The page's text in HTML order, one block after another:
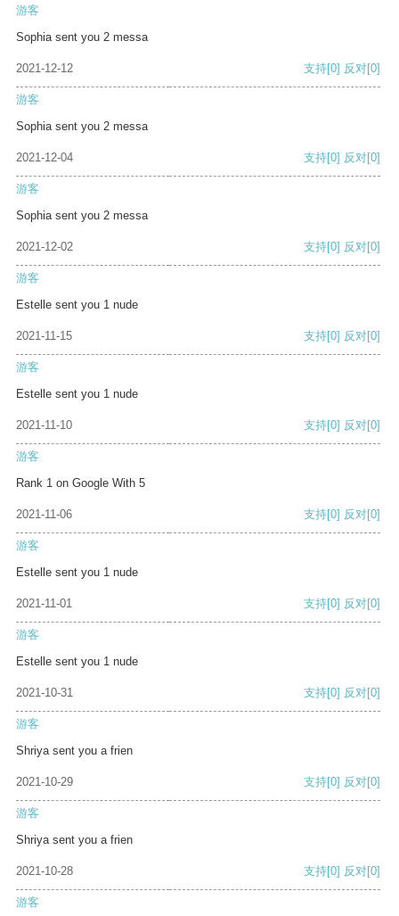
游客
Sophia sent you 2 messa
2021-12-12 支持[0] 反对[0]
游客
Sophia sent you 2 messa
2021-12-04 支持[0] 反对[0]
游客
Sophia sent you 2 messa
2021-12-02 支持[0] 反对[0]
游客
Estelle sent you 1 nude
2021-11-15 支持[0] 反对[0]
游客
Estelle sent you 1 nude
2021-11-10 支持[0] 反对[0]
游客
Rank 1 on Google With 5
2021-11-06 支持[0] 反对[0]
游客
Estelle sent you 1 nude
2021-11-01 支持[0] 反对[0]
游客
Estelle sent you 1 nude
2021-10-31 支持[0] 反对[0]
游客
Shriya sent you a frien
2021-10-29 支持[0] 反对[0]
游客
Shriya sent you a frien
2021-10-28 支持[0] 反对[0]
游客